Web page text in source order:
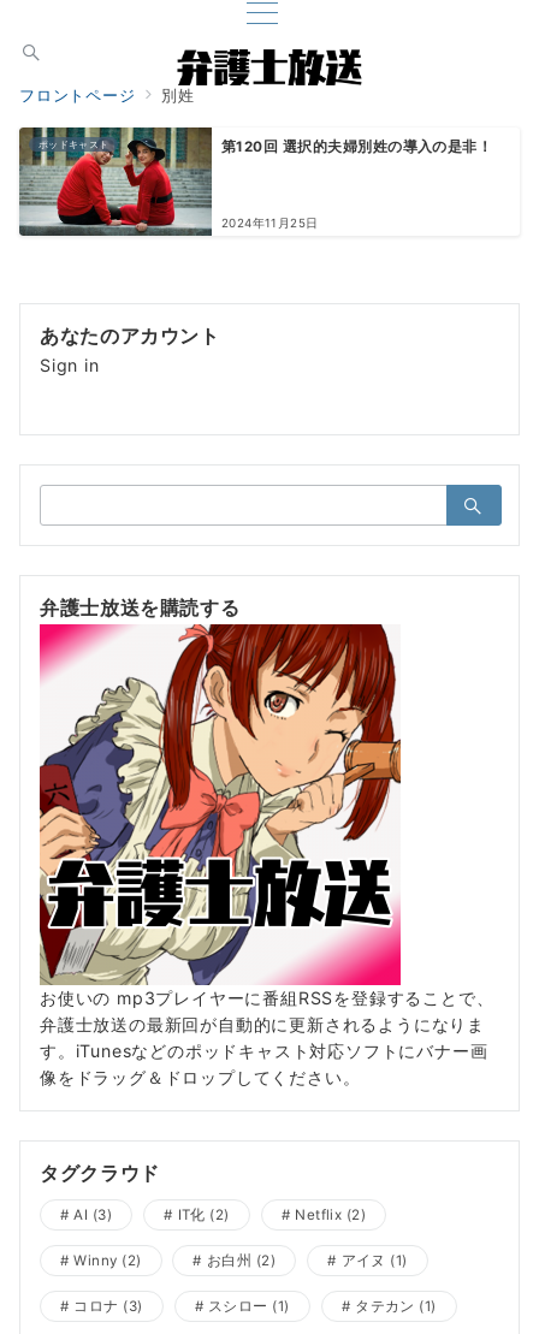
フロントページ 別姓
ポッドキャスト 第120回 選択的夫婦別姓の導入の是非！
2024年11月25日
あなたのアカウント
Sign in
索：
弁護士放送を購読する
お使いの mp3プレイヤーに番組RSSを登録することで、
弁護士放送の最新回が自動的に更新されるようになりま
す。iTunesなどのポッドキャスト対応ソフトにバナー画
像をドラッグ＆ドロップしてください。
タグクラウド
AI (3) IT化 (2) Netflix (2)
Winny (2) お白州 (2) アイヌ (1)
コロナ (3) スシロー (1) タテカン (1)